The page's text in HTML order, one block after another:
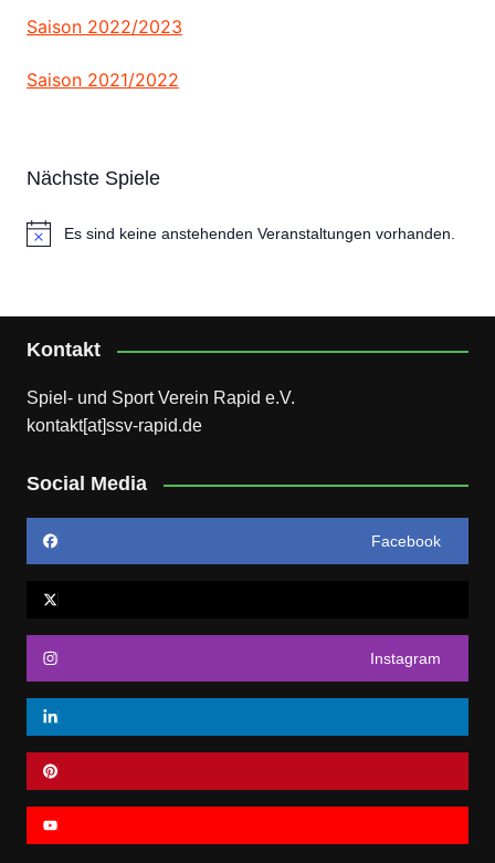
Saison 2022/2023
Saison 2021/2022
Nächste Spiele
H
i
Es sind keine anstehenden Veranstaltungen vorhanden.
Kontakt
Spiel- und Sport Verein Rapid e.V.
kontakt[at]ssv-rapid.de
Social Media
Facebook
Instagram